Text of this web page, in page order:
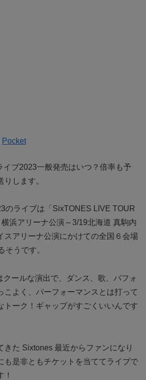
Pocket
イブ2023一般発売はいつ？倍率も予
りします。
のライブは「SixTONES LIVE TOUR
浜アリーナ公演～3/19北海道 真駒内
スアリーナ公演にかけての全国６会場
そうです。
クールな演出で、ダンス、歌、パフォ
こよく、パーフォーマンスとは打って
トーク！ギャップがすごくいいんです
きた Sixtones 最近からファンになり
も是非ともチケットを当ててライブで
！